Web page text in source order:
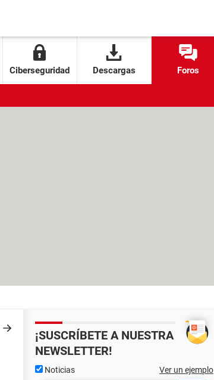
Ciberseguridad Descargas Foros
¡SUSCRÍBETE A NUESTRA
NEWSLETTER!
Noticias Ver un ejemplo